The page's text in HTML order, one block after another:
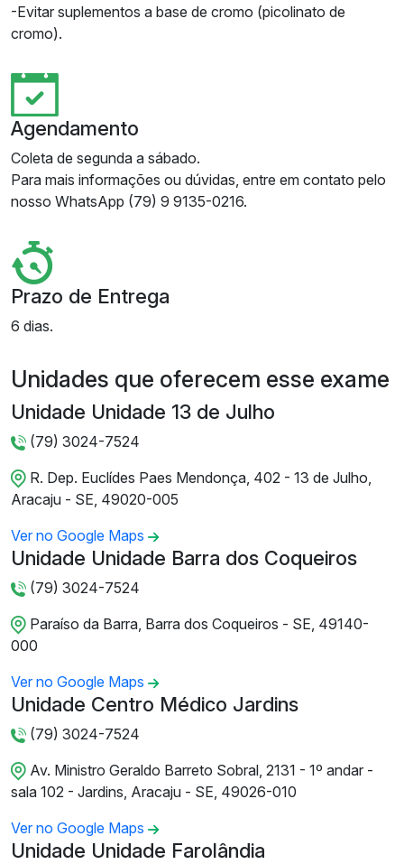
-Evitar suplementos a base de cromo (picolinato de
cromo).
Agendamento
Coleta de segunda a sábado.
Para mais informações ou dúvidas, entre em contato pelo
nosso WhatsApp (79) 9 9135-0216.
Prazo de Entrega
6 dias.
Unidades que oferecem esse exame
Unidade Unidade 13 de Julho
(79) 3024-7524
R. Dep. Euclídes Paes Mendonça, 402 - 13 de Julho,
Aracaju - SE, 49020-005
Ver no Google Maps
Unidade Unidade Barra dos Coqueiros
(79) 3024-7524
Paraíso da Barra, Barra dos Coqueiros - SE, 49140-
000
Ver no Google Maps
Unidade Centro Médico Jardins
(79) 3024-7524
Av. Ministro Geraldo Barreto Sobral, 2131 - 1º andar -
sala 102 - Jardins, Aracaju - SE, 49026-010
Ver no Google Maps
Unidade Unidade Farolândia